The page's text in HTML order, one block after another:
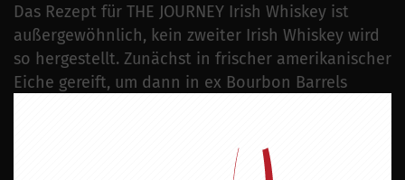
Das Rezept für THE JOURNEY Irish Whiskey ist
außergewöhnlich, kein zweiter Irish Whiskey wird
so hergestellt. Zunächst in frischer amerikanischer
Eiche gereift, um dann in ex Bourbon Barrels